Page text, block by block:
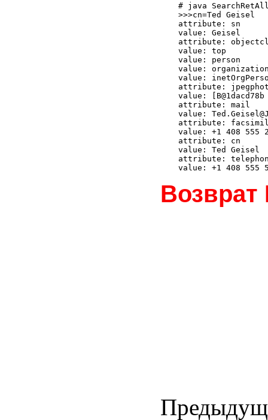
# java
>>>cn=Ted Geisel
attribute: sn
value: Geisel
attribute:
value: top
value: person
value:
value:
attribute:
value: [B@1dacd78b
attribute: mail
value:
attribute:
value: +1 408 555
attribute: cn
value: Ted Geisel
attribute: